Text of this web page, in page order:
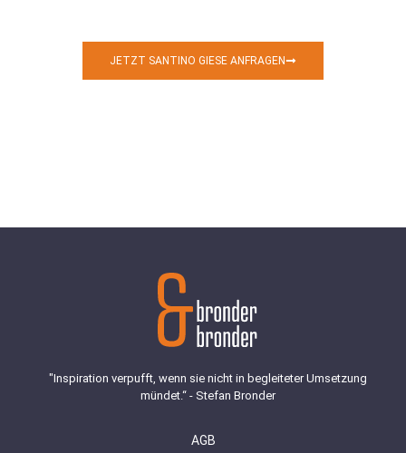
JETZT SANTINO GIESE ANFRAGEN
"Inspiration verpufft, wenn sie nicht in begleiteter Umsetzung
mündet.“ - Stefan Bronder
AGB